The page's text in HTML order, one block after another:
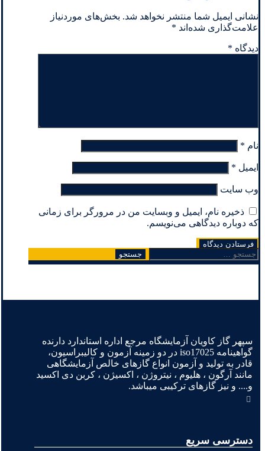
نشانی ایمیل شما منتشر نخواهد شد. بخش‌های موردنیاز
علامت‌گذاری شده‌اند *
دیدگاه *
نام *
ایمیل *
وب‌ سایت
ذخیره نام، ایمیل و وبسایت من در مرورگر برای زمانی
که دوباره دیدگاهی می‌نویسم.
جستجو
برای:
سپهر گاز کاویان آزمایشگاه مرجع اداره استاندارد دارنده
گواهینامه iso17025 در دو زمینه آزمون و کالیبراسیون،
قادر به تولید و آزمون انواع گازهای خالص آزمایشگاهی
مانند آرگون ، هلیوم ، نیتروژن ، اکسیژن ، کربن دی اکسید
و.... و نیز گازهای ترکیبی میباشد.
دسترسی سریع